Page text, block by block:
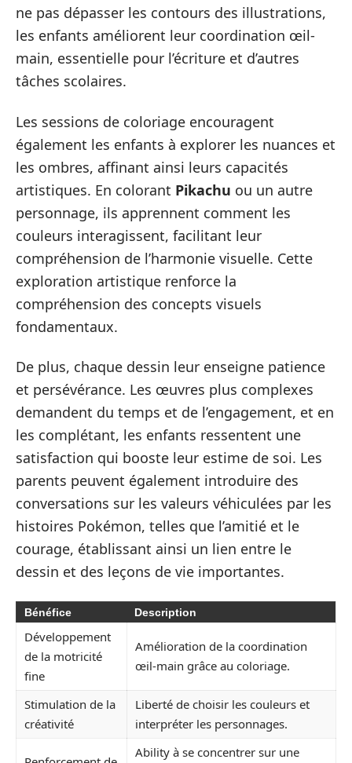
ne pas dépasser les contours des illustrations,
les enfants améliorent leur coordination œil-
main, essentielle pour l’écriture et d’autres
tâches scolaires.
Les sessions de coloriage encouragent
également les enfants à explorer les nuances et
les ombres, affinant ainsi leurs capacités
artistiques. En colorant Pikachu ou un autre
personnage, ils apprennent comment les
couleurs interagissent, facilitant leur
compréhension de l’harmonie visuelle. Cette
exploration artistique renforce la
compréhension des concepts visuels
fondamentaux.
De plus, chaque dessin leur enseigne patience
et persévérance. Les œuvres plus complexes
demandent du temps et de l’engagement, et en
les complétant, les enfants ressentent une
satisfaction qui booste leur estime de soi. Les
parents peuvent également introduire des
conversations sur les valeurs véhiculées par les
histoires Pokémon, telles que l’amitié et le
courage, établissant ainsi un lien entre le
dessin et des leçons de vie importantes.
Bénéfice Description
Développement
de la motricité
fine
Amélioration de la coordination
œil-main grâce au coloriage.
Stimulation de la
créativité
Liberté de choisir les couleurs et
interpréter les personnages.
Ability à se concentrer sur une